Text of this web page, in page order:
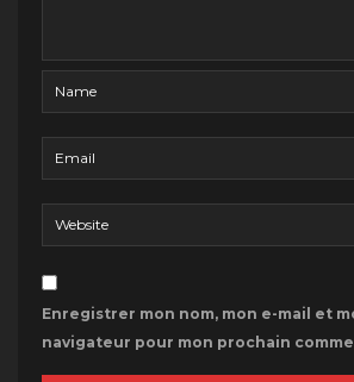
Enregistrer mon nom, mon e-mail et
navigateur pour mon prochain